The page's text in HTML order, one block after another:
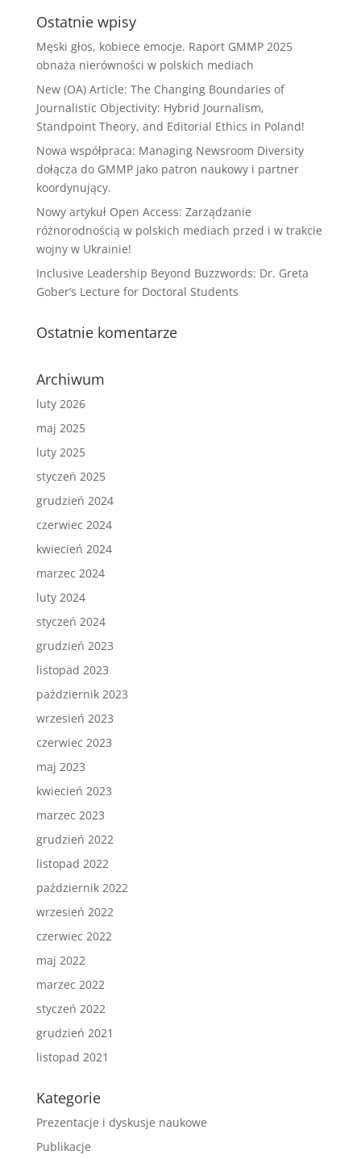
Ostatnie wpisy
Męski głos, kobiece emocje. Raport GMMP 2025
obnaża nierówności w polskich mediach
New (OA) Article: The Changing Boundaries of
Journalistic Objectivity: Hybrid Journalism,
Standpoint Theory, and Editorial Ethics in Poland!
Nowa współpraca: Managing Newsroom Diversity
dołącza do GMMP jako patron naukowy i partner
koordynujący.
Nowy artykuł Open Access: Zarządzanie
różnorodnością w polskich mediach przed i w trakcie
wojny w Ukrainie!
Inclusive Leadership Beyond Buzzwords: Dr. Greta
Gober’s Lecture for Doctoral Students
Ostatnie komentarze
Archiwum
luty 2026
maj 2025
luty 2025
styczeń 2025
grudzień 2024
czerwiec 2024
kwiecień 2024
marzec 2024
luty 2024
styczeń 2024
grudzień 2023
listopad 2023
październik 2023
wrzesień 2023
czerwiec 2023
maj 2023
kwiecień 2023
marzec 2023
grudzień 2022
listopad 2022
październik 2022
wrzesień 2022
czerwiec 2022
maj 2022
marzec 2022
styczeń 2022
grudzień 2021
listopad 2021
Kategorie
Prezentacje i dyskusje naukowe
Publikacje